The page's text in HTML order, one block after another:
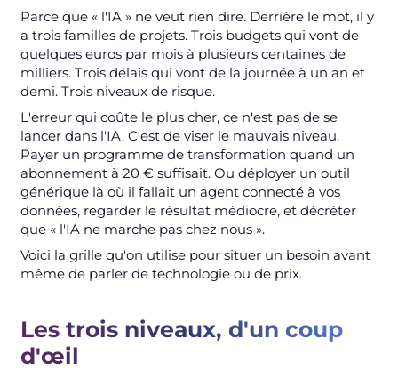
Parce que « l'IA » ne veut rien dire. Derrière le mot, il y
a trois familles de projets. Trois budgets qui vont de
quelques euros par mois à plusieurs centaines de
milliers. Trois délais qui vont de la journée à un an et
demi. Trois niveaux de risque.
L'erreur qui coûte le plus cher, ce n'est pas de se
lancer dans l'IA. C'est de viser le mauvais niveau.
Payer un programme de transformation quand un
abonnement à 20 € suffisait. Ou déployer un outil
générique là où il fallait un agent connecté à vos
données, regarder le résultat médiocre, et décréter
que « l'IA ne marche pas chez nous ».
Voici la grille qu'on utilise pour situer un besoin avant
même de parler de technologie ou de prix.
Les trois niveaux, d'un coup
d'œil